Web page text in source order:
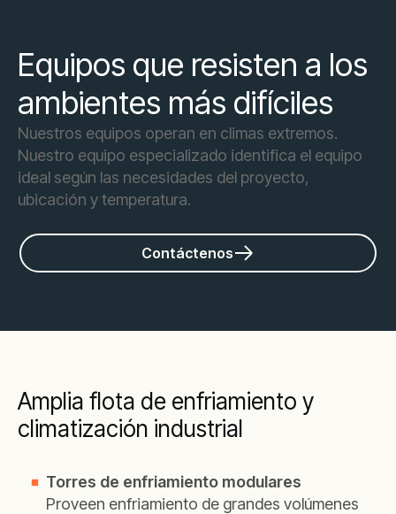
Equipos que resisten a los
ambientes más difíciles
Nuestros equipos operan en climas extremos.
Nuestro equipo especializado identifica el equipo
ideal según las necesidades del proyecto,
ubicación y temperatura.
Contáctenos
Amplia flota de enfriamiento y
climatización industrial
Torres de enfriamiento modulares
Proveen enfriamiento de grandes volúmenes